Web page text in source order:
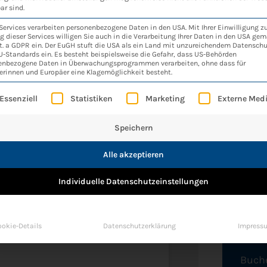
im Fernsehen!
gedacht, kam der Bei­trag über
Bera­tungs­an­ge­bot für Fami­
mit ukrai­ni­schen Fami­li­en­mit­
LESEN »
sind.
verarbeiten personenbezogene Daten in den USA. Mit Ihrer Einwilligung
dieser Services willigen Sie auch in die Verarbeitung Ihrer Daten in den USA
a GDPR ein. Der EuGH stuft die USA als ein Land mit unzureichendem
Standards ein. Es besteht beispielsweise die Gefahr, dass US-Behörden
Daten in Überwachungsprogrammen verarbeiten, ohne dass für
und Europäer eine Klagemöglichkeit besteht.
eine Liste der Service-Gruppen, für die
Essenziell Statistiken Marketing Externe
Speichern
Alle akzeptieren
Individuelle Datenschutzeinstellungen
Details Datenschutzerklärung